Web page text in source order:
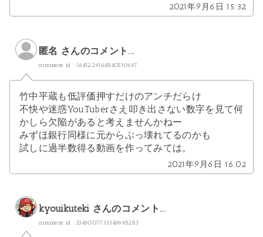
2021年9月6日 15:32
匿名 さんのコメント...
comment id : 1641229164840510697
竹中平蔵も低評価押すだけのアンチだらけ
不快や迷惑YouTuberさえ叩き出さない数字を見て何
かしら欠陥があると考えませんかねー
みずほ銀行同様に元からぶっ壊れてるのかも
試しに過半数得る動画を作ってみては。
2021年9月6日 16:02
kyouikuteki さんのコメント...
comment id : 5349007733349998283